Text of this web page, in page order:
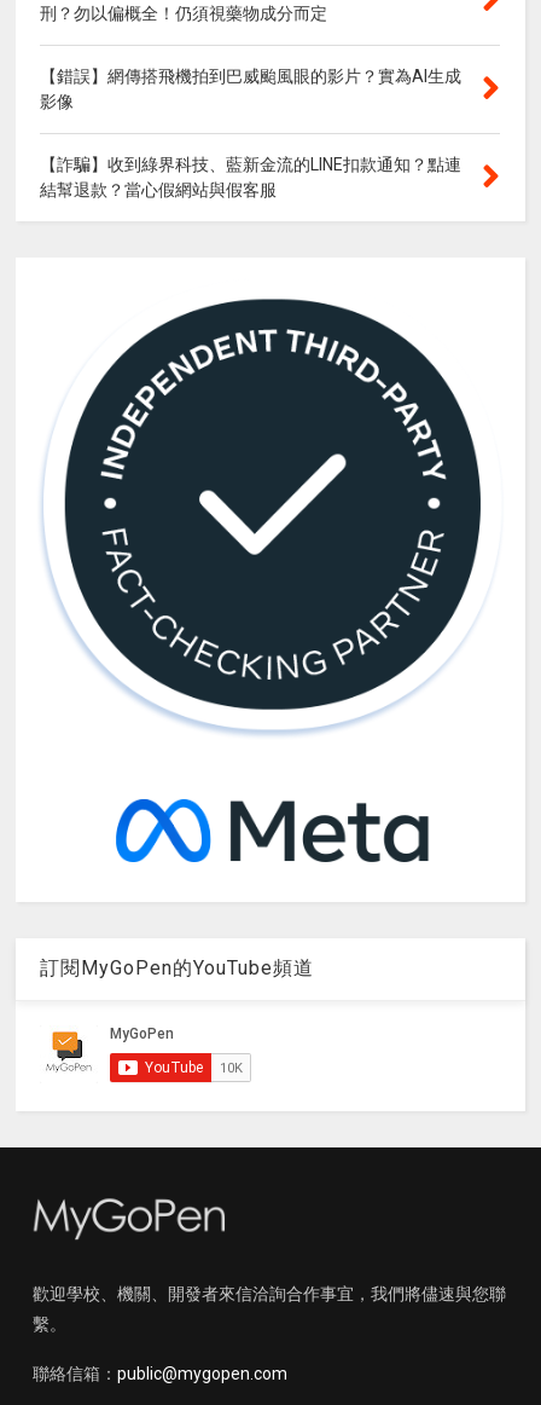
刑？勿以偏概全！仍須視藥物成分而定
【錯誤】網傳搭飛機拍到巴威颱風眼的影片？實為AI生成
影像
【詐騙】收到綠界科技、藍新金流的LINE扣款通知？點連
結幫退款？當心假網站與假客服
訂閱MyGoPen的YouTube頻道
歡迎學校、機關、開發者來信洽詢合作事宜，我們將儘速與您聯
繫。
聯絡信箱： public@mygopen.com